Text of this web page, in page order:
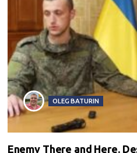
OLEG BATURIN
Enemy There and Here.